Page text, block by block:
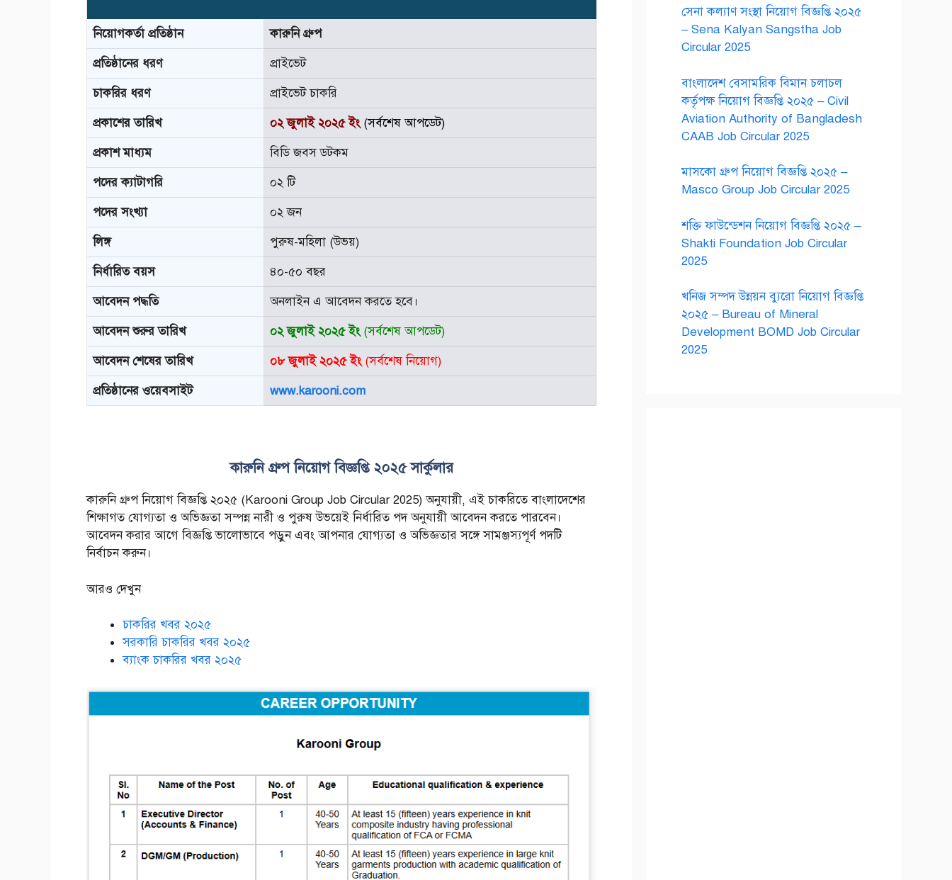
নিয়োগকর্তা প্রতিষ্ঠান
কারুনি গ্রুপ
প্রতিষ্ঠানের ধরণ
প্রাইভেট
চাকরির ধরণ
প্রাইভেট চাকরি
প্রকাশের তারিখ
০২ জুলাই ২০২৫ ইং(সর্বশেষ আপডেট)
প্রকাশ মাধ্যম
বিডি জবস ডটকম
পদের ক্যাটাগরি
০২ টি
পদের সংখ্যা
০২ জন
লিঙ্গ
পুরুষ-মহিলা (উভয়)
নির্ধারিত বয়স
৪০-৫০ বছর
আবেদন পদ্ধতি
অনলাইন এ আবেদন করতে হবে।
আবেদন শুরুর তারিখ
০২ জুলাই ২০২৫ ইং(সর্বশেষ আপডেট)
আবেদন শেষের তারিখ
০৮ জুলাই ২০২৫ ইং(সর্বশেষ নিয়োগ)
প্রতিষ্ঠানের ওয়েবসাইট
www.karooni.com
কারুনি গ্রুপনিয়োগ বিজ্ঞপ্তি ২০২৫ সার্কুলার
কারুনি গ্রুপ নিয়োগ বিজ্ঞপ্তি ২০২৫ (Karooni Group Job Circular 2025) অনুযায়ী, এই চাকরিতে বাংলাদেশের
শিক্ষাগত যোগ্যতা ও অভিজ্ঞতা সম্পন্ন নারী ও পুরুষ উভয়েই নির্ধারিত পদ অনুযায়ী আবেদন করতে পারবেন।
আবেদন করার আগে বিজ্ঞপ্তি ভালোভাবে পড়ুন এবং আপনার যোগ্যতা ও অভিজ্ঞতার সঙ্গে সামঞ্জস্যপূর্ণ পদটি
নির্বাচন করুন।
আরও দেখুন
চাকরির খবর ২০২৫
সরকারি চাকরির খবর ২০২৫
ব্যাংক চাকরির খবর ২০২৫
সেনা কল্যাণ সংস্থা নিয়োগ বিজ্ঞপ্তি ২০২৫
– Sena Kalyan Sangstha Job
Circular 2025
বাংলাদেশ বেসামরিক বিমান চলাচল
কর্তৃপক্ষ নিয়োগ বিজ্ঞপ্তি ২০২৫ – Civil
Aviation Authority of Bangladesh
CAAB Job Circular 2025
মাসকো গ্রুপ নিয়োগ বিজ্ঞপ্তি ২০২৫ –
Masco Group Job Circular 2025
শক্তি ফাউন্ডেশন নিয়োগ বিজ্ঞপ্তি ২০২৫ –
Shakti Foundation Job Circular
2025
খনিজ সম্পদ উন্নয়ন ব্যুরো নিয়োগ বিজ্ঞপ্তি
২০২৫ – Bureau of Mineral
Development BOMD Job Circular
2025